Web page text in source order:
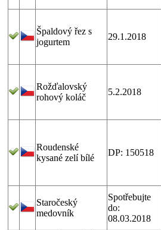
Špaldový řez s
jogurtem
29.1.2018
Rožďalovský
rohový koláč
5.2.2018
Roudenské
kysané zelí bílé
DP: 150518
Staročeský
medovník
Spotřebujte
do:
08.03.2018